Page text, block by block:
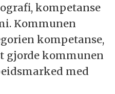
kompetanse
Kommunen
kompetanse,
gjorde kommunen
med